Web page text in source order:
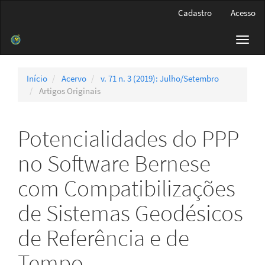
Barra
Cadastro Acesso
Início Acervo
v. 71 n. 3 (2019): Julho/Setembro
Artigos Originais
Potencialidades do PPP
no Software Bernese
com Compatibilizações
de Sistemas Geodésicos
de Referência e de